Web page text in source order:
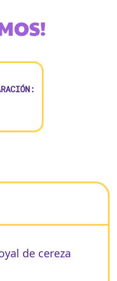
de cereza